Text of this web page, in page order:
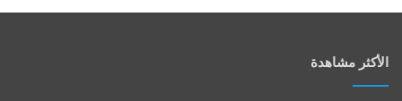
الأكثر مشاهدة